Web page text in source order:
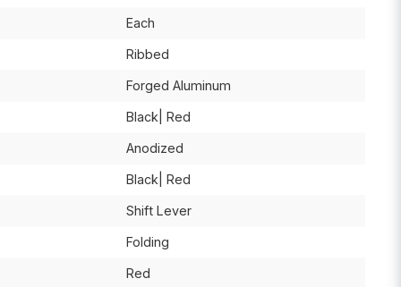
Each
Ribbed
Forged Aluminum
Black| Red
Anodized
Black| Red
Shift Lever
Folding
Red